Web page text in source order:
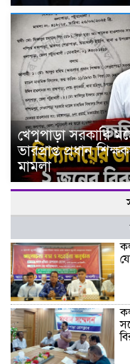
খেপুপাড়া সরকারি
ভারপ্রাপ্ত প্রধান
মামলা